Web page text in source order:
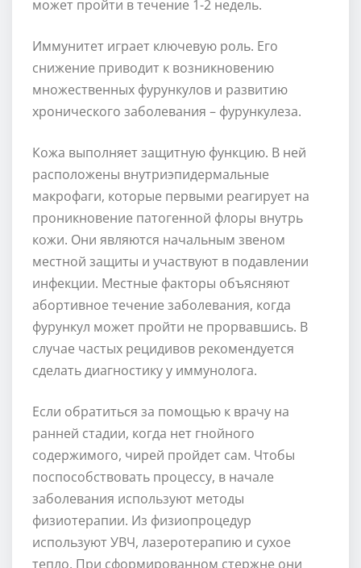
может пройти в течение 1-2 недель.
Иммунитет играет ключевую роль. Его
снижение приводит к возникновению
множественных фурункулов и развитию
хронического заболевания – фурункулеза.
Кожа выполняет защитную функцию. В ней
расположены внутриэпидермальные
макрофаги, которые первыми реагирует на
проникновение патогенной флоры внутрь
кожи. Они являются начальным звеном
местной защиты и участвуют в подавлении
инфекции. Местные факторы объясняют
абортивное течение заболевания, когда
фурункул может пройти не прорвавшись. В
случае частых рецидивов рекомендуется
сделать диагностику у иммунолога.
Если обратиться за помощью к врачу на
ранней стадии, когда нет гнойного
содержимого, чирей пройдет сам. Чтобы
поспособствовать процессу, в начале
заболевания используют методы
физиотерапии. Из физиопроцедур
используют УВЧ, лазеротерапию и сухое
тепло. При сформированном стержне они